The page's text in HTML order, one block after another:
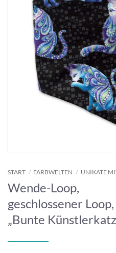
START / FARBWELTEN / UNIKATE
Wende-Loop,
geschlossener
„Bunte